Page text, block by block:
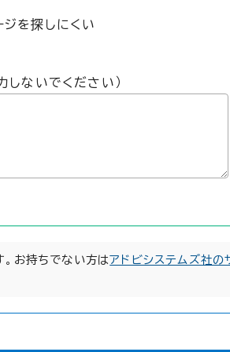
ジを探しにくい
しないでください）
。お持ちでない方はアドビシステムズ社の